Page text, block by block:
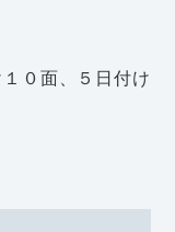
０面、５日付け